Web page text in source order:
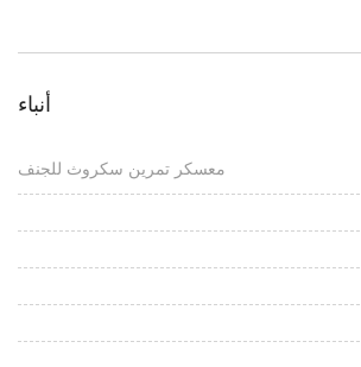
أنباء
معسكر تمرين سكروث للجنف